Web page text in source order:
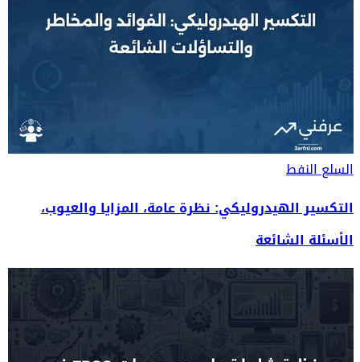
السلعالنفط
التكسير الهيدروليكي: نظرة عامة، المزايا والعيوب،
الأسئلة الشائعة